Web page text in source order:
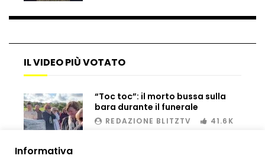
IL VIDEO PIÙ VOTATO
00:02
“Toc toc”: il morto bussa sulla
bara durante il funerale
REDAZIONE BLITZTV 41.6K
Informativa